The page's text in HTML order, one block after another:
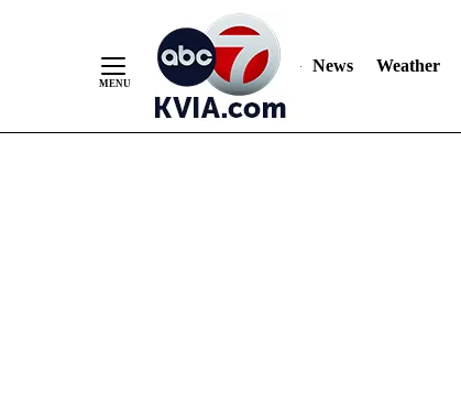
News Weather